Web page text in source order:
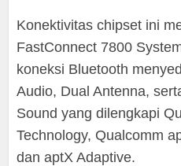
Konektivitas chipset ini
FastConnect 7800
koneksi Bluetooth
Audio, Dual Antenna,
Sound yang dilengkapi
Technology, Qualcomm
dan aptX Adaptive.